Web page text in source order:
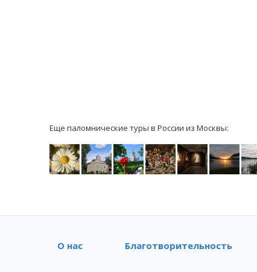
Еще паломнические туры в России из Москвы:
О нас Благотворительность